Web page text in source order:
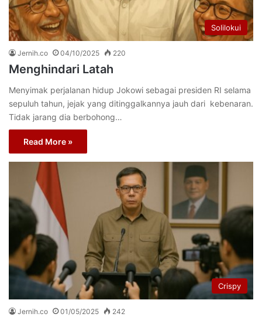
Solilokui
Jernih.co 04/10/2025 220
Menghindari Latah
Menyimak perjalanan hidup Jokowi sebagai presiden RI selama
sepuluh tahun, jejak yang ditinggalkannya jauh dari kebenaran.
Tidak jarang dia berbohong…
Read More »
Crispy
Jernih.co 01/05/2025 242